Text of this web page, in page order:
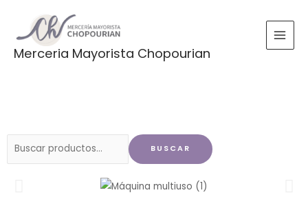
contenido
Merceria Mayorista Chopourian
Buscar
BUSCAR